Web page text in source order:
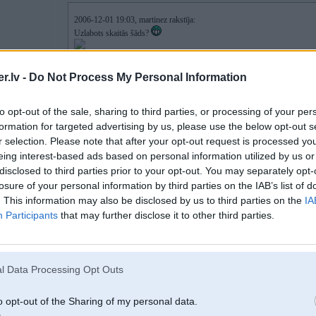
- Do Not Process My Personal Information
opt-out of the sale, sharing to third parties, or processing of your
for targeted advertising by us, please use the below opt-out
selection. Please note that after your opt-out request is processed
interest-based ads based on personal information utilized by us
to third parties prior to your opt-out. You may separately
of your personal information by third parties on the IAB’s list of
This information may also be disclosed by us to third parties on the
Participants that may further disclose it to other third parties.
Data Processing Opt Outs
opt-out of the Sharing of my personal data.
2006-12-01 19:03, martinez rakstīja:
Uzlabots skaitās šāds?
nebūtu emblēma uz kapota, nemaz nepazītu
kautko esmu dzirdējis, ka 1,8l dzinēji esot vāji.... taisnība? 2,0l ir ok?
2006-12-01 19:03, martinez rakstīja: